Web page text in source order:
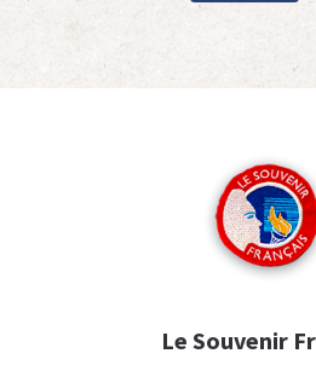
Le Souvenir